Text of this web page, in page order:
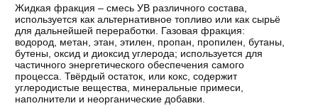
Жидкая фракция – смесь УВ различного состава,
используется как альтернативное топливо или как сырьё
для дальнейшей переработки. Газовая фракция:
водород, метан, этан, этилен, пропан, пропилен, бутаны,
бутены, оксид и диоксид углерода; используется для
частичного энергетического обеспечения самого
процесса. Твёрдый остаток, или кокс, содержит
углеродистые вещества, минеральные примеси,
наполнители и неорганические добавки.